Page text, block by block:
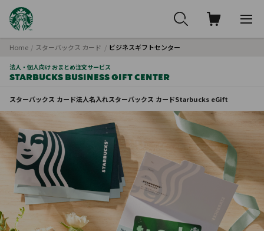
Home スターバックス カード ビジネスギフトセンター
法人・個人向け おまとめ注文サービス
STARBUCKS BUSINESS GIFT CENTER
スターバックス カード法人名入れスターバックス カードStarbucks eGift